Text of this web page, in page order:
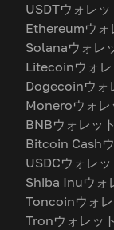
USDTウォレッ
Ethereumウォ
Solanaウォレ
Litecoinウォレ
Dogecoinウォ
Moneroウォレ
BNBウォレット
Bitcoin Cash
USDCウォレッ
Shiba Inuウォ
Toncoinウォレ
Tronウォレット